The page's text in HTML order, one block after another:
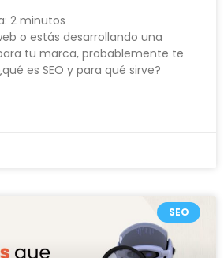
2 minutos
o estás desarrollando una
tu marca, probablemente te
es SEO y para qué sirve?
SEO